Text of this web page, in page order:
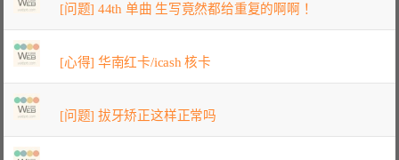
[问题] 44th 单曲 生写竟然都给重复的啊啊！
[心得] 华南红卡/icash 核卡
[问题] 拔牙矫正这样正常吗